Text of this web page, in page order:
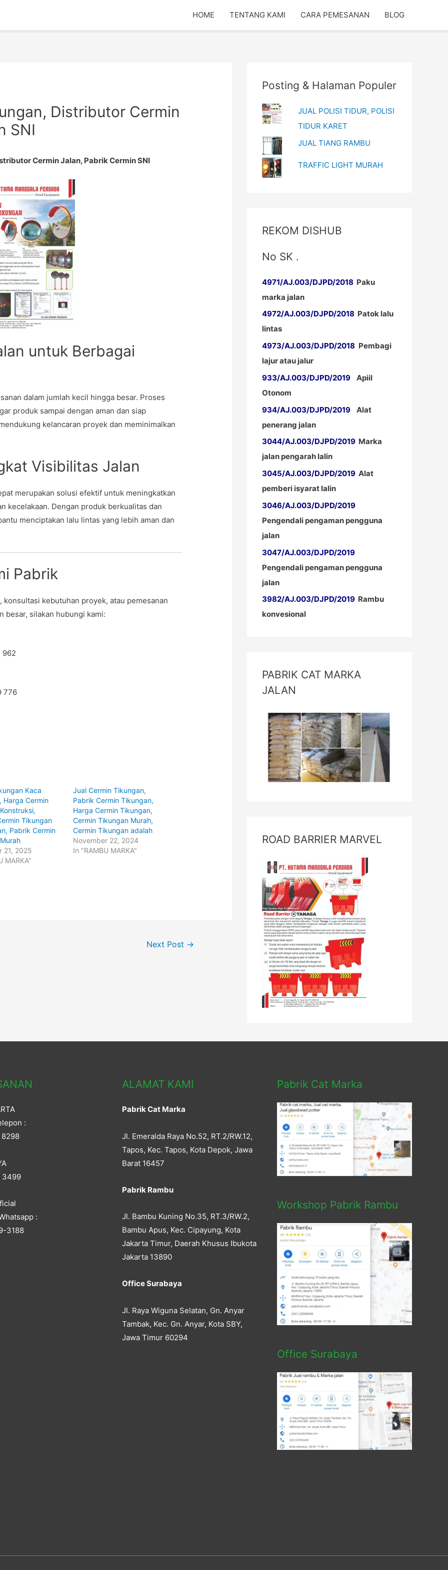
HOME TENTANG KAMI CARA PEMESANAN BLOG
Distributor Cermin
SNI
Cermin Jalan, Pabrik Cermin SNI
untuk Berbagai
dalam jumlah kecil hingga besar. Proses
produk sampai dengan aman dan siap
kelancaran proyek dan meminimalkan
Visibilitas Jalan
merupakan solusi efektif untuk meningkatkan
kecelakaan. Dengan produk berkualitas dan
menciptakan lalu lintas yang lebih aman dan
Pabrik
kebutuhan proyek, atau pemesanan
besar, silakan hubungi kami:
962
776
Kaca
Harga Cermin
Tikungan
Pabrik Cermin
21, 2025
MARKA"
Jual Cermin Tikungan,
Pabrik Cermin Tikungan,
Harga Cermin Tikungan,
Cermin Tikungan Murah,
Cermin Tikungan adalah
November 22, 2024
In "RAMBU MARKA"
Next Post →
Posting & Halaman Populer
JUAL POLISI TIDUR, POLISI
TIDUR KARET
JUAL TIANG RAMBU
TRAFFIC LIGHT MURAH
REKOM DISHUB
No SK .
4971/AJ.003/DJPD/2018 Paku
marka jalan
4972/AJ.003/DJPD/2018 Patok lalu
lintas
4973/AJ.003/DJPD/2018 Pembagi
lajur atau jalur
933/AJ.003/DJPD/2019 Apiil
Otonom
934/AJ.003/DJPD/2019 Alat
penerang jalan
3044/AJ.003/DJPD/2019 Marka
jalan pengarah lalin
3045/AJ.003/DJPD/2019 Alat
pemberi isyarat lalin
3046/AJ.003/DJPD/2019
Pengendali pengaman pengguna
jalan
3047/AJ.003/DJPD/2019
Pengendali pengaman pengguna
jalan
3982/AJ.003/DJPD/2019 Rambu
konvesional
PABRIK CAT MARKA
JALAN
ROAD BARRIER MARVEL
:
8298
3499
:
3188
ALAMAT KAMI
Pabrik Cat Marka
Jl. Emeralda Raya No.52, RT.2/RW.12,
Tapos, Kec. Tapos, Kota Depok, Jawa
Barat 16457
Pabrik Rambu
Jl. Bambu Kuning No.35, RT.3/RW.2,
Bambu Apus, Kec. Cipayung, Kota
Jakarta Timur, Daerah Khusus Ibukota
Jakarta 13890
Office Surabaya
Jl. Raya Wiguna Selatan, Gn. Anyar
Tambak, Kec. Gn. Anyar, Kota SBY,
Jawa Timur 60294
Pabrik Cat Marka
Workshop Pabrik Rambu
Office Surabaya